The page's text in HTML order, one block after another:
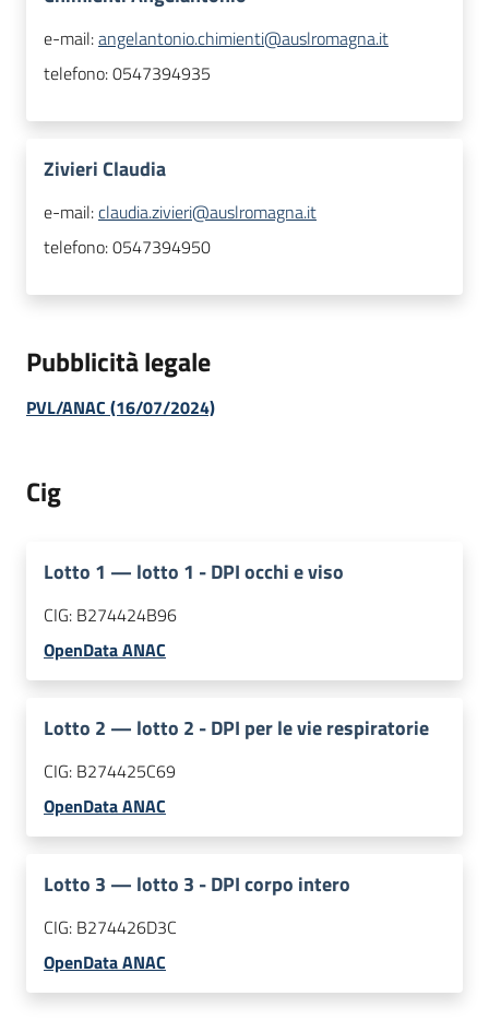
e-mail:angelantonio.chimienti@auslromagna.it
telefono:0547394935
Zivieri Claudia
e-mail:claudia.zivieri@auslromagna.it
telefono:0547394950
Pubblicità legale
PVL/ANAC (16/07/2024)
Cig
Lotto 1 — lotto 1 - DPI occhi e viso
CIG: B274424B96
OpenData ANAC
Lotto 2 — lotto 2 - DPI per le vie respiratorie
CIG: B274425C69
OpenData ANAC
Lotto 3 — lotto 3 - DPI corpo intero
CIG: B274426D3C
OpenData ANAC